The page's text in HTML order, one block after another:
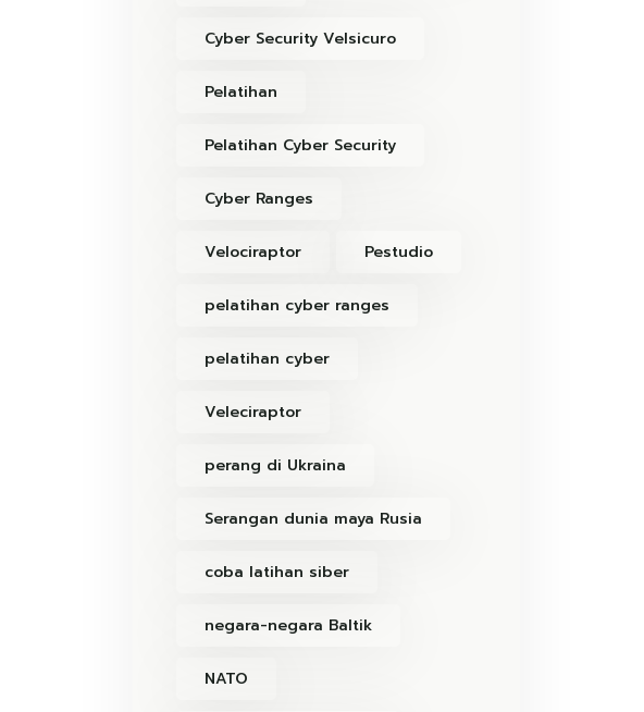
Cyber Security Velsicuro
Pelatihan
Pelatihan Cyber Security
Cyber Ranges
Velociraptor Pestudio
pelatihan cyber ranges
pelatihan cyber
Veleciraptor
perang di Ukraina
Serangan dunia maya Rusia
coba latihan siber
negara-negara Baltik
NATO